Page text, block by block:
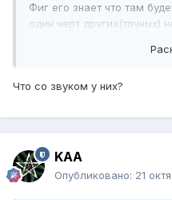
Фиг его знает что там
один черт других(точных)
Что со звуком у них?
KAA
Опубликовано: 21